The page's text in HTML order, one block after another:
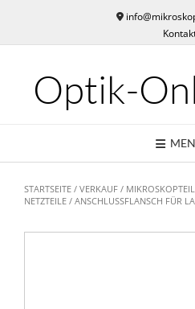
content
Optik-
STARTSEITE / VERKAUF /
NETZTEILE / ANSCHLUSSFLANSCH FÜR